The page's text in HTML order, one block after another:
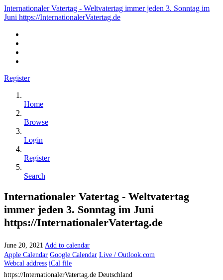
Internationaler Vatertag - Weltvatertag immer jeden 3. Sonntag im
Juni https://InternationalerVatertag.de
Register
Home
Browse
Login
Register
Search
Internationaler Vatertag - Weltvatertag
immer jeden 3. Sonntag im Juni
https://InternationalerVatertag.de
June 20, 2021 Add to calendar
Apple Calendar Google Calendar Live / Outlook.com
Webcal address iCal file
https://InternationalerVatertag.de Deutschland